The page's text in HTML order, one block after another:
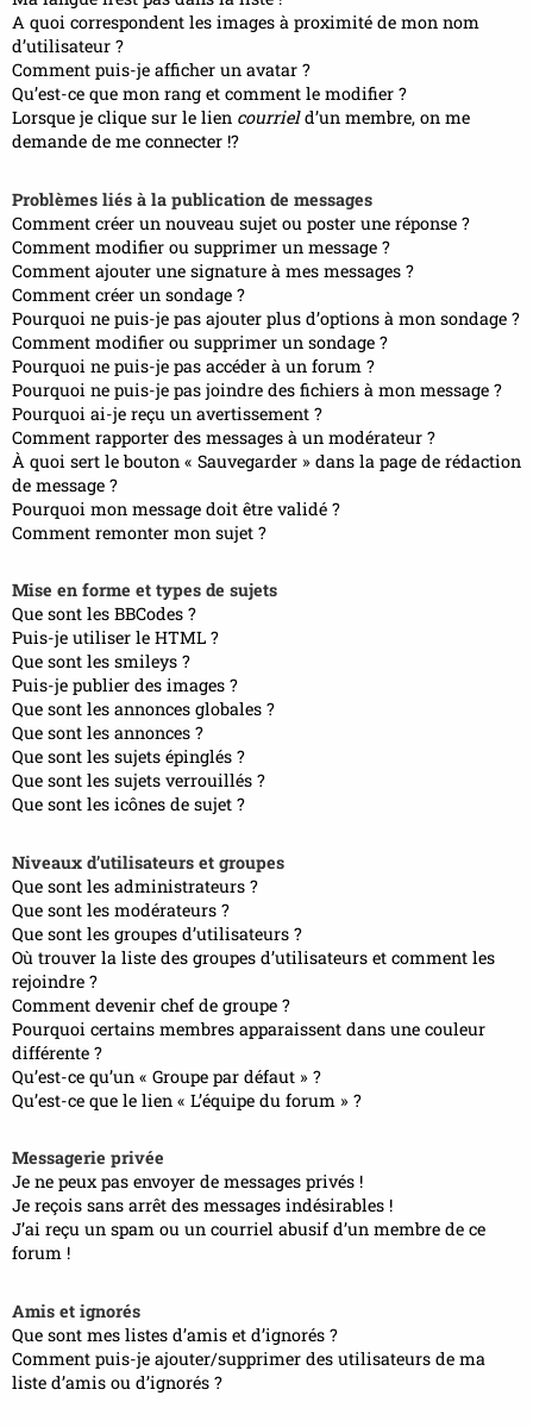
A quoi correspondent les images à proximité de mon nom
d’utilisateur ?
Comment puis-je afficher un avatar ?
Qu’est-ce que mon rang et comment le modifier ?
Lorsque je clique sur le lien courrield’un membre, on me
demande de me connecter !?
Problèmes liés à la publication de messages
Comment créer un nouveau sujet ou poster une réponse ?
Comment modifier ou supprimer un message ?
Comment ajouter une signature à mes messages ?
Comment créer un sondage ?
Pourquoi ne puis-je pas ajouter plus d’options à mon sondage ?
Comment modifier ou supprimer un sondage ?
Pourquoi ne puis-je pas accéder à un forum ?
Pourquoi ne puis-je pas joindre des fichiers à mon message ?
Pourquoi ai-je reçu un avertissement ?
Comment rapporter des messages à un modérateur ?
À quoi sert le bouton « Sauvegarder » dans la page de rédaction
de message ?
Pourquoi mon message doit être validé ?
Comment remonter mon sujet ?
Mise en forme et types de sujets
Que sont les BBCodes ?
Puis-je utiliser le HTML ?
Que sont les smileys ?
Puis-je publier des images ?
Que sont les annonces globales ?
Que sont les annonces ?
Que sont les sujets épinglés ?
Que sont les sujets verrouillés ?
Que sont les icônes de sujet ?
Niveaux d’utilisateurs et groupes
Que sont les administrateurs ?
Que sont les modérateurs ?
Que sont les groupes d’utilisateurs ?
Où trouver la liste des groupes d’utilisateurs et comment les
rejoindre ?
Comment devenir chef de groupe ?
Pourquoi certains membres apparaissent dans une couleur
différente ?
Qu’est-ce qu’un « Groupe par défaut » ?
Qu’est-ce que le lien « L’équipe du forum » ?
Messagerie privée
Je ne peux pas envoyer de messages privés !
Je reçois sans arrêt des messages indésirables !
J’ai reçu un spam ou un courriel abusif d’un membre de ce
forum !
Amis et ignorés
Que sont mes listes d’amis et d’ignorés ?
Comment puis-je ajouter/supprimer des utilisateurs de ma
liste d’amis ou d’ignorés ?